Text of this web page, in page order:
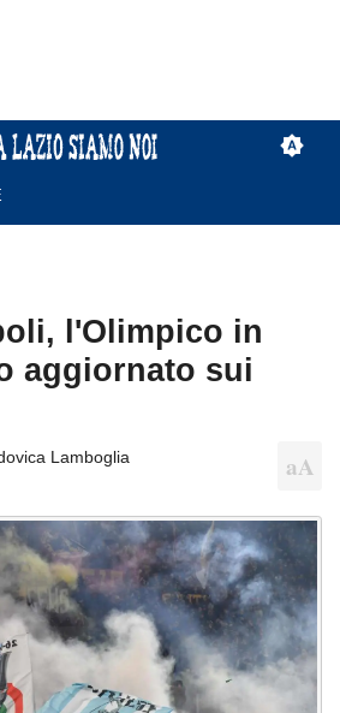
l'Olimpico in
aggiornato sui
Lamboglia